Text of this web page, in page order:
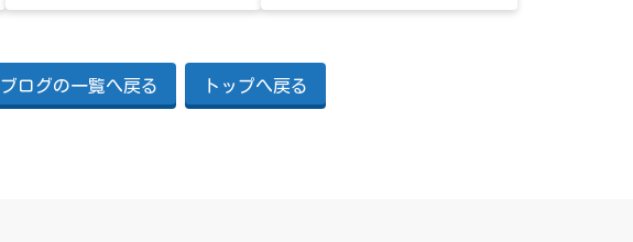
ブログの一覧へ戻る トップへ戻る